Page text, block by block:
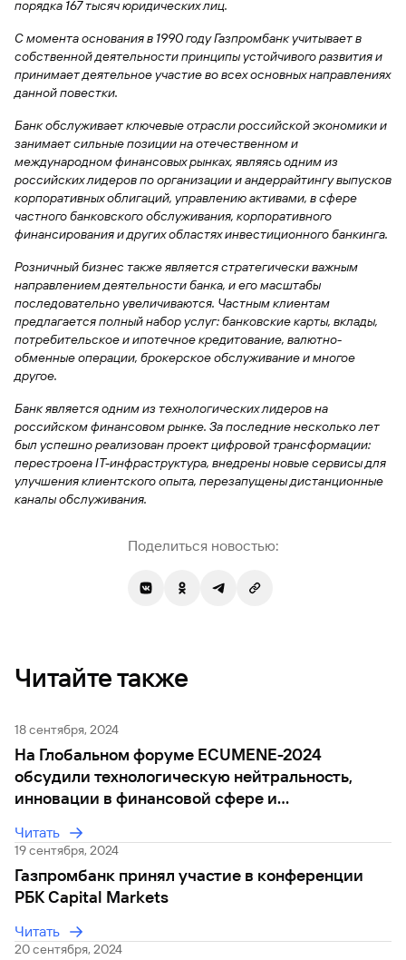
порядка 167 тысяч юридических лиц.
С момента основания в 1990 году Газпромбанк учитывает в
собственной деятельности принципы устойчивого развития и
принимает деятельное участие во всех основных направлениях
данной повестки.
Банк обслуживает ключевые отрасли российской экономики и
занимает сильные позиции на отечественном и
международном финансовых рынках, являясь одним из
российских лидеров по организации и андеррайтингу выпусков
корпоративных облигаций, управлению активами, в сфере
частного банковского обслуживания, корпоративного
финансирования и других областях инвестиционного банкинга.
Розничный бизнес также является стратегически важным
направлением деятельности банка, и его масштабы
последовательно увеличиваются. Частным клиентам
предлагается полный набор услуг: банковские карты, вклады,
потребительское и ипотечное кредитование, валютно-
обменные операции, брокерское обслуживание и многое
другое.
Банк является одним из технологических лидеров на
российском финансовом рынке. За последние несколько лет
был успешно реализован проект цифровой трансформации:
перестроена IT-инфраструктура, внедрены новые сервисы для
улучшения клиентского опыта, перезапущены дистанционные
каналы обслуживания.
Поделиться новостью:
Читайте также
18 сентября, 2024
На Глобальном форуме ECUMENE-2024
обсудили технологическую нейтральность,
инновации в финансовой сфере и
Читать
19 сентября, 2024
Газпромбанк принял участие в конференции
РБК Capital Markets
Читать
20 сентября, 2024